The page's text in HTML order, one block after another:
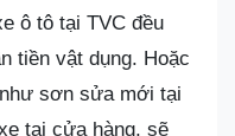
ô tô tại TVC đều
tiền vật dụng. Hoặc
sơn sửa mới tại
tại cửa hàng, sẽ